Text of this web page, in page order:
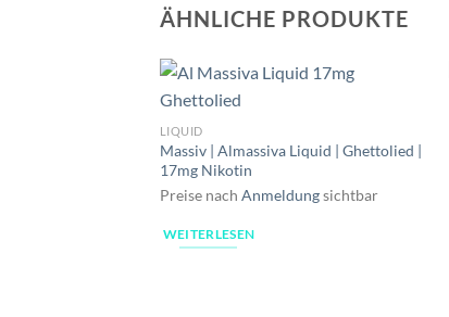
ÄHNLICHE PRODUKTE
LIQUID
Massiv | Almassiva Liquid | Ghettolied |
17mg Nikotin
Preise nach Anmeldungsichtbar
WEITERLESEN